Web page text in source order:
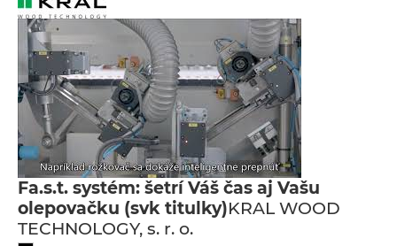
Fa.s.t. systém: šetrí Váš čas aj Vašu
olepovačku (svk titulky)KRAL WOOD
TECHNOLOGY, s. r. o.